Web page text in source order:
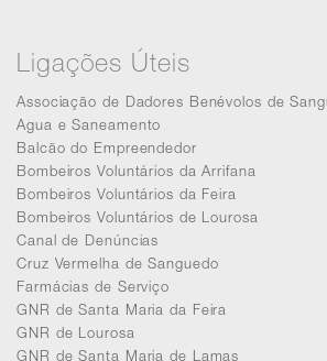
Ligações Úteis
Associação de Dadores Benévolos de
Agua e Saneamento
Balcão do Empreendedor
Bombeiros Voluntários da Arrifana
Bombeiros Voluntários da Feira
Bombeiros Voluntários de Lourosa
Canal de Denúncias
Cruz Vermelha de Sanguedo
Farmácias de Serviço
GNR de Santa Maria da Feira
GNR de Lourosa
GNR de Santa Maria de Lamas